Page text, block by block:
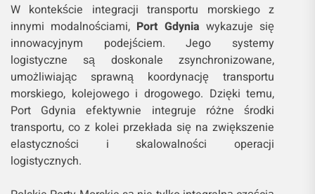
W kontekście integracji transportu morskiego z
innymi modalnościami, Port Gdynia wykazuje się
innowacyjnym podejściem. Jego systemy
logistyczne są doskonale zsynchronizowane,
umożliwiając sprawną koordynację transportu
morskiego, kolejowego i drogowego. Dzięki temu,
Port Gdynia efektywnie integruje różne środki
transportu, co z kolei przekłada się na zwiększenie
elastyczności i skalowalności operacji
logistycznych.